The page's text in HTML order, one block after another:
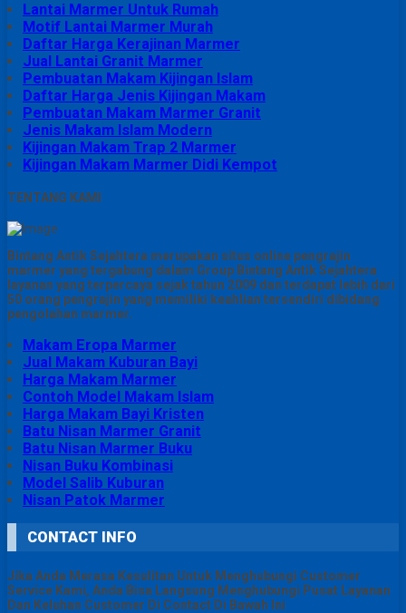
Lantai Marmer Untuk Rumah
Motif Lantai Marmer Murah
Daftar Harga Kerajinan Marmer
Jual Lantai Granit Marmer
Pembuatan Makam Kijingan Islam
Daftar Harga Jenis Kijingan Makam
Pembuatan Makam Marmer Granit
Jenis Makam Islam Modern
Kijingan Makam Trap 2 Marmer
Kijingan Makam Marmer Didi Kempot
TENTANG KAMI
Bintang Antik Sejahtera merupakan situs online pengrajin
marmer yang tergabung dalam Group Bintang Antik Sejahtera
layanan yang terpercaya sejak tahun 2009 dan terdapat lebih dari
50 orang pengrajin yang memiliki keahlian tersendiri dibidang
pengolahan marmer.
Makam Eropa Marmer
Jual Makam Kuburan Bayi
Harga Makam Marmer
Contoh Model Makam Islam
Harga Makam Bayi Kristen
Batu Nisan Marmer Granit
Batu Nisan Marmer Buku
Nisan Buku Kombinasi
Model Salib Kuburan
Nisan Patok Marmer
CONTACT INFO
Jika Anda Merasa Kesulitan Untuk Menghubungi Customer
Service Kami, Anda Bisa Langsung Menghubungi Pusat Layanan
Dan Keluhan Customer Di Contact Di Bawah Ini